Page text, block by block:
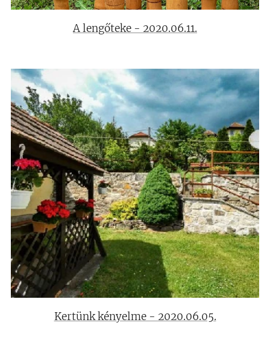
A lengőteke - 2020.06.11.
Kertünk kényelme - 2020.06.05.